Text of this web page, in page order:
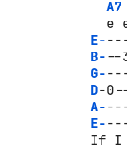
A7
e
E-
B---
G-
D-
A-
E-
If I